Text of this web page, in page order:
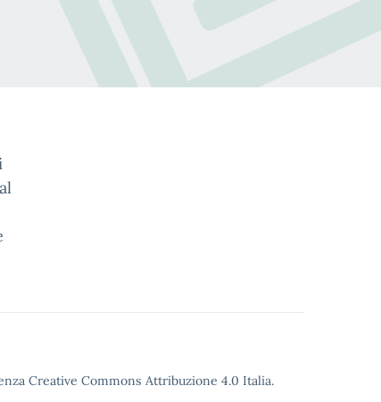
Creative Commons Attribuzione 4.0 Italia.